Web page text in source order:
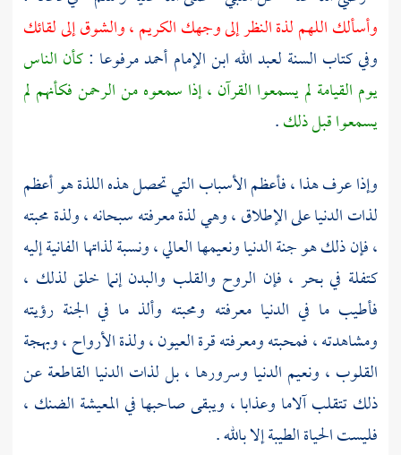
وأسألك اللهم لذة النظر إلى وجهك الكريم ، والشوق إلى لقائك
وفي كتاب السنة لعبد الله ابن الإمام أحمدمرفوعا :كأن الناس
يوم القيامة لم يسمعوا القرآن ، إذا سمعوه من الرحمن فكأنهم لم
يسمعوا قبل ذلك.
وإذا عرف هذا ، فأعظم الأسباب التي تحصل هذه اللذة هو أعظم
لذات الدنيا على الإطلاق ، وهي لذة معرفته سبحانه ، ولذة محبته
، فإن ذلك هو جنة الدنيا ونعيمها العالي ، ونسبة لذاتها الفانية إليه
كتفلة في بحر ، فإن الروح والقلب والبدن إنما خلق لذلك ،
فأطيب ما في الدنيا معرفته ومحبته وألذ ما في الجنة رؤيته
ومشاهدته ، فمحبته ومعرفته قرة العيون ، ولذة الأرواح ، وبهجة
القلوب ، ونعيم الدنيا وسرورها ، بل لذات الدنيا القاطعة عن
ذلك تتقلب آلاما وعذابا ، ويبقى صاحبها في المعيشة الضنك ،
فليست الحياة الطيبة إلا بالله .